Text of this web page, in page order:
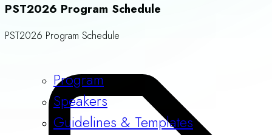
Program
Speakers
PST2026 Program Schedule
PST2026 Program Schedule